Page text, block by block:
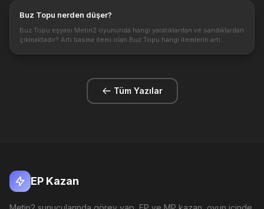
Buz Topu nerden düşer?
Buz Topu eşyası Metin2 oyununda hangi yaratıklardan ve sandıklardan
çıkmaktadır? Artı basma itemi olan Buz Topu hangi itemlerin artı
Tüm Yazılar
EP Kazan